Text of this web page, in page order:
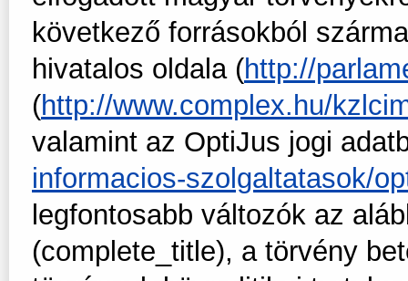
következő forrásokból
hivatalos oldala (http://
(http://www.complex.hu/
valamint az OptiJus jogi
informacios-szolgaltatasok/
legfontosabb változók az
(complete_title), a törvény